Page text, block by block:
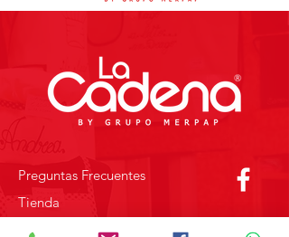
Preguntas Frecuentes
Tienda
Sobre Nosotros